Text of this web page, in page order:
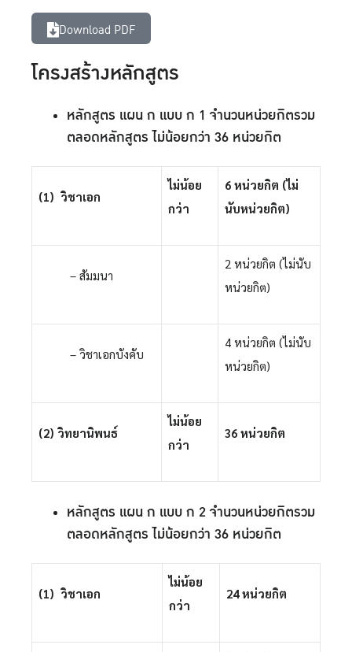
Download PDF
โครงสร้างหลักสูตร
หลักสูตร แผน ก แบบ ก 1 จำนวนหน่วยกิตรวม
ตลอดหลักสูตร ไม่น้อยกว่า 36 หน่วยกิต
(1) วิชาเอก
ไม่น้อย
กว่า
6 หน่วยกิต (ไม่
นับหน่วยกิต)
– สัมมนา
2 หน่วยกิต (ไม่นับ
หน่วยกิต)
– วิชาเอกบังคับ
4 หน่วยกิต (ไม่นับ
หน่วยกิต)
(2) วิทยานิพนธ์
ไม่น้อย
กว่า
36 หน่วยกิต
หลักสูตร แผน ก แบบ ก 2 จำนวนหน่วยกิตรวม
ตลอดหลักสูตร ไม่น้อยกว่า 36 หน่วยกิต
(1) วิชาเอก
ไม่น้อย
กว่า
24 หน่วยกิต